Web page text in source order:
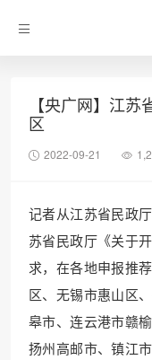
【央广网】江
区
2022-09-21
记者从江苏省民政
苏省民政厅《关于
求，在各地申报推
区、无锡市惠山区
皋市、连云港市赣
扬州高邮市、镇江